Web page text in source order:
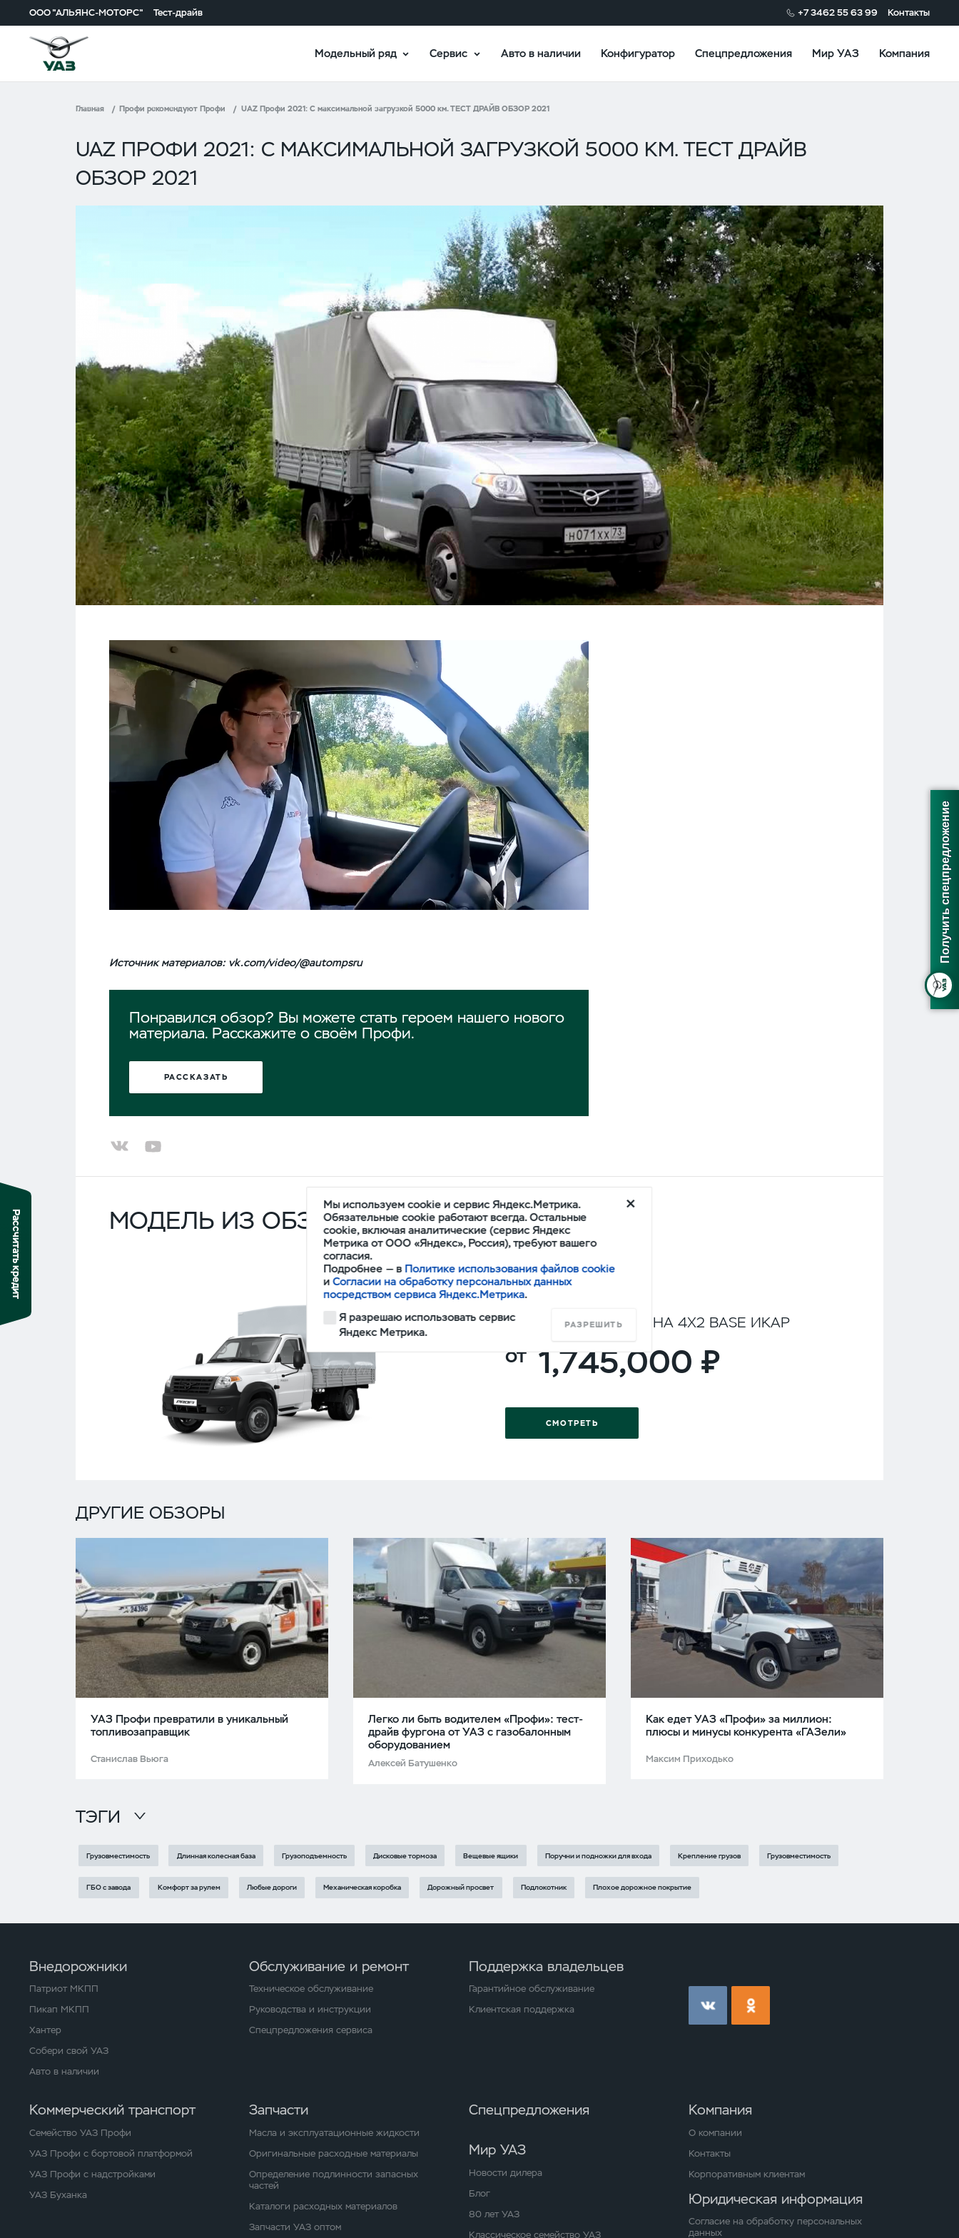
ООО "АЛЬЯНС-МОТОРС" Тест-драйв +7 3462 55 63 99 Контакты
Модельный ряд Сервис Авто в наличии Конфигуратор Спецпредложения Мир УАЗ Компания
Главная Профи рекомендуют Профи UAZ Профи 2021: С максимальной загрузкой 5000 км. ТЕСТ ДРАЙВ ОБЗОР 2021
UAZ ПРОФИ 2021: С МАКСИМАЛЬНОЙ ЗАГРУЗКОЙ 5000 КМ. ТЕСТ ДРАЙВ
ОБЗОР 2021
Источник материалов: vk.com/video/@autompsru
Понравился обзор? Вы можете стать героем нашего нового
материала. Расскажите о своём Профи.
РАССКАЗАТЬ
МОДЕЛЬ ИЗ ОБЗОРА
ПРОФИ
ОДНОРЯДНАЯ КАБИНА 4Х2 BASE ИКАР
1,745,000
СМОТРЕТЬ
ДРУГИЕ ОБЗОРЫ
УАЗ Профи превратили в уникальный
топливозаправщик
Станислав Вьюга
Легко ли быть водителем «Профи»: тест-
драйв фургона от УАЗ с газобалонным
оборудованием
Алексей Батушенко
Как едет УАЗ «Профи» за миллион:
плюсы и минусы конкурента «ГАЗели»
Максим Приходько
ТЭГИ
Грузовместимость Длинная колесная база Грузоподъемность Дисковые тормоза Вещевые ящики Поручни и подножки для входа Крепление грузов Грузовместимость
ГБО с завода Комфорт за рулем Любые дороги Механическая коробка Дорожный просвет Подлокотник Плохое дорожное покрытие
Внедорожники
Патриот МКПП
Пикап МКПП
Хантер
Собери свой УАЗ
Авто в наличии
Обслуживание и ремонт
Техническое обслуживание
Руководства и инструкции
Спецпредложения сервиса
Поддержка владельцев
Гарантийное обслуживание
Клиентская поддержка
Коммерческий транспорт
Семейство УАЗ Профи
УАЗ Профи с бортовой платформой
УАЗ Профи с надстройками
УАЗ Буханка
Запчасти
Масла и эксплуатационные жидкости
Оригинальные расходные материалы
Определение подлинности запасных
частей
Каталоги расходных материалов
Запчасти УАЗ оптом
Спецпредложения
Мир УАЗ
Новости дилера
Блог
80 лет УАЗ
Классическое семейство УАЗ
Компания
О компании
Контакты
Корпоративным клиентам
Юридическая информация
Согласие на обработку персональных
данных
Мы используем cookie и сервис Яндекс.Метрика.
Обязательные cookie работают всегда. Остальные
cookie, включая аналитические (сервис Яндекс
Метрика от ООО «Яндекс», Россия), требуют вашего
согласия.
Подробнее — в Политике использования файлов cookie
иСогласии на обработку персональных данных
посредством сервиса Яндекс.Метрика.
Я разрешаю использовать сервис
Яндекс Метрика.
РАЗРЕШИТЬ
Получить спецпредложение
Рассчитать кредит